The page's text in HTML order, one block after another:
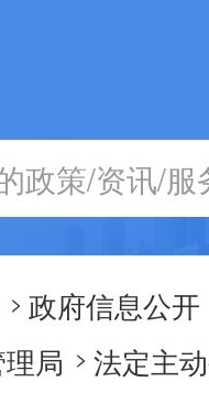
> 政府信息公开
局 > 法定主